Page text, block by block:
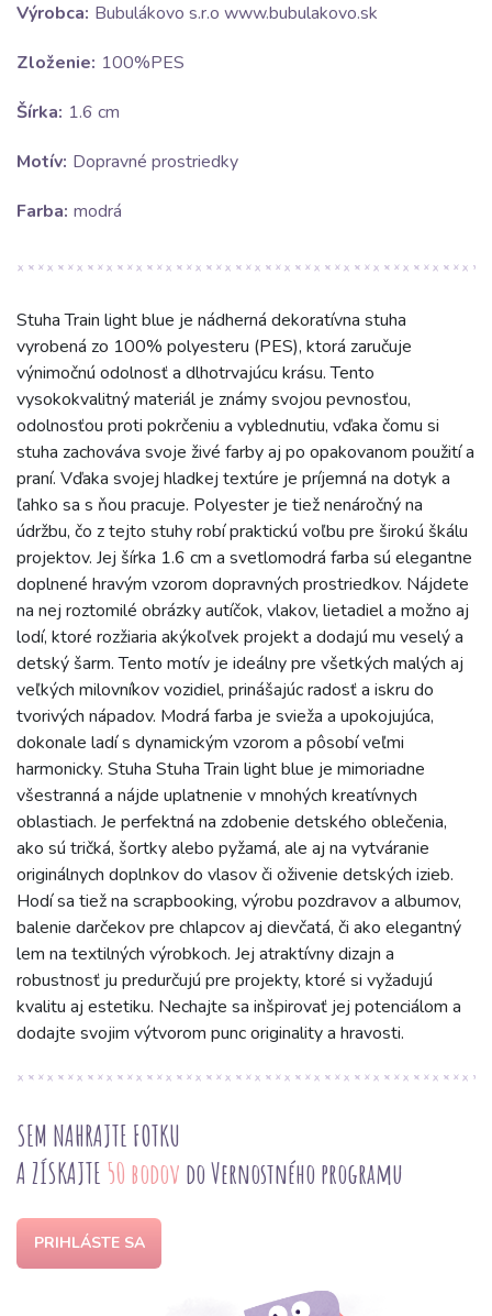
Výrobca: Bubulákovo s.r.o www.bubulakovo.sk
Zloženie: 100%PES
Šírka: 1.6 cm
Motív: Dopravné prostriedky
Farba: modrá
Stuha Train light blue je nádherná dekoratívna stuha
vyrobená zo 100% polyesteru (PES), ktorá zaručuje
výnimočnú odolnosť a dlhotrvajúcu krásu. Tento
vysokokvalitný materiál je známy svojou pevnosťou,
odolnosťou proti pokrčeniu a vyblednutiu, vďaka čomu si
stuha zachováva svoje živé farby aj po opakovanom použití a
praní. Vďaka svojej hladkej textúre je príjemná na dotyk a
ľahko sa s ňou pracuje. Polyester je tiež nenáročný na
údržbu, čo z tejto stuhy robí praktickú voľbu pre širokú škálu
projektov. Jej šírka 1.6 cm a svetlomodrá farba sú elegantne
doplnené hravým vzorom dopravných prostriedkov. Nájdete
na nej roztomilé obrázky autíčok, vlakov, lietadiel a možno aj
lodí, ktoré rozžiaria akýkoľvek projekt a dodajú mu veselý a
detský šarm. Tento motív je ideálny pre všetkých malých aj
veľkých milovníkov vozidiel, prinášajúc radosť a iskru do
tvorivých nápadov. Modrá farba je svieža a upokojujúca,
dokonale ladí s dynamickým vzorom a pôsobí veľmi
harmonicky. Stuha Stuha Train light blue je mimoriadne
všestranná a nájde uplatnenie v mnohých kreatívnych
oblastiach. Je perfektná na zdobenie detského oblečenia,
ako sú tričká, šortky alebo pyžamá, ale aj na vytváranie
originálnych doplnkov do vlasov či oživenie detských izieb.
Hodí sa tiež na scrapbooking, výrobu pozdravov a albumov,
balenie darčekov pre chlapcov aj dievčatá, či ako elegantný
lem na textilných výrobkoch. Jej atraktívny dizajn a
robustnosť ju predurčujú pre projekty, ktoré si vyžadujú
kvalitu aj estetiku. Nechajte sa inšpirovať jej potenciálom a
dodajte svojim výtvorom punc originality a hravosti.
SEM NAHRAJTE FOTKU
A ZÍSKAJTE 50 bodov do Vernostného programu
PRIHLÁSTE SA